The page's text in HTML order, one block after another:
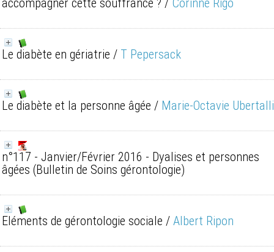
accompagner cette souffrance ? / Corinne Rigo
Le diabète en gériatrie / T Pepersack
Le diabète et la personne âgée / Marie-Octavie Ubertalli
n°117 - Janvier/Février 2016 - Dyalises et personnes
âgées (Bulletin de Soins gérontologie)
Eléments de gérontologie sociale / Albert Ripon